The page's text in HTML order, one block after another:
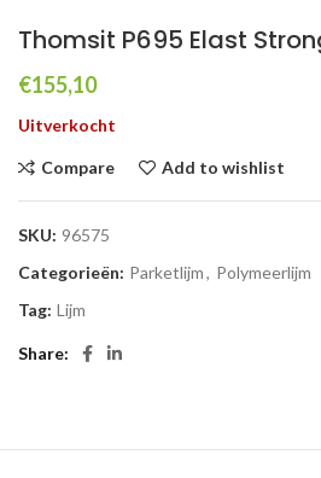
Thomsit P695 Elast
€155,10
Uitverkocht
Compare Add to wishlist
SKU: 96575
Categorieën: Parketlijm, Polymeerlijm
Tag: Lijm
Share